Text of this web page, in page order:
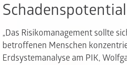
„Das Risikomanagement sollte
betroffenen Menschen
Erdsystemanalyse am PIK,